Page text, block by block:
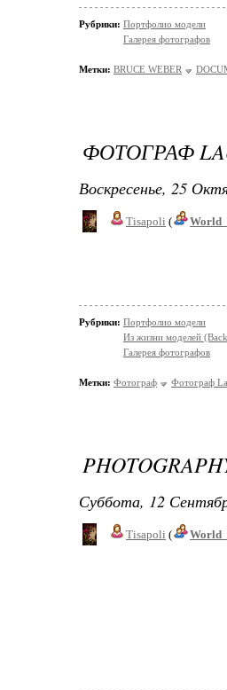
Рубрики: Портфолио модели
Галерея фотографов
Метки: BRUCE WEBER
ФОТОГРАФ
Воскресенье, 25
Tisapoli (
Рубрики: Портфолио модели
Из жизни моделей
Галерея фотографов
Метки: Фотограф Фотограф
Суббота, 12
Tisapoli (